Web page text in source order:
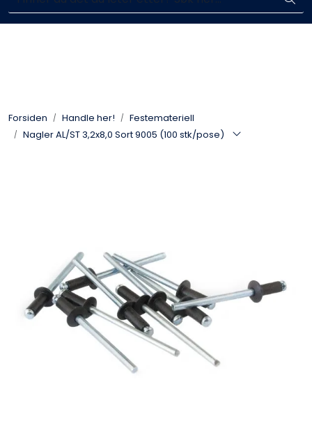
Skip to main contentEnkelt kjøp, hentes i butikk (Sandefjord)
Forsiden Handle her!
Festemateriell
Nagler AL/ST 3,2x8,0 Sort 9005 (100 stk/pose)
Taktekking
Våre leverandører
Handle her!